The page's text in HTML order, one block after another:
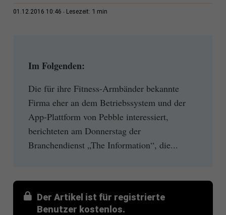
01.12.2016 10:46 Lesezeit: 1 min
Im Folgenden:
Die für ihre Fitness-Armbänder bekannte
Firma eher an dem Betriebssystem und der
App-Plattform von Pebble interessiert,
berichteten am Donnerstag der
Branchendienst „The Information“, die...
Der Artikel ist für registrierte
Benutzer kostenlos.